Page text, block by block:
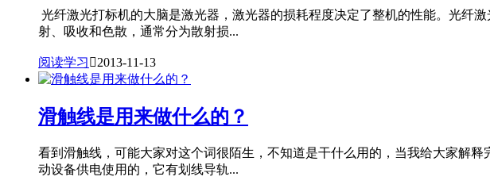
光纤激光打标机的大脑是激光器，激光器的损耗程度决定了整机的性能。光纤
射、吸收和色散，通常分为散射损...
阅读学习 2013-11-13
滑触线是用来做什么的？
看到滑触线，可能大家对这个词很陌生，不知道是干什么用的，当我给大家解
动设备供电使用的，它有划线导轨...